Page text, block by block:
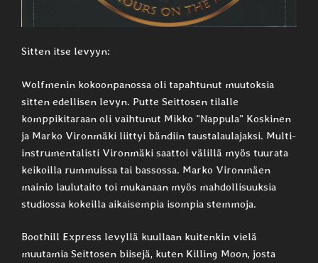
Sitten itse levyyn:
Wolfmenin kokoonpanossa oli tapahtunut muutoksia
sitten edellisen levyn. Putte Seittosen tilalle
komppikitaraan oli vaihtunut Mikko ”Nappula” Koskinen
ja Marko Vironmäki liittyi bändiin taustalaulajaksi. Multi-
instrumentalisti Vironmäki saattoi välillä myös tuurata
keikoilla rummuissa tai bassossa. Marko Vironmäen
mainio laulutaito toi mukanaan myös mahdollisuuksia
studiossa kokeilla aikaisempia isompia stemmoja.
Boothill Express levyllä kuullaan kuitenkin vielä
muutamia Seittosen biisejä, kuten Killing Moon, josta